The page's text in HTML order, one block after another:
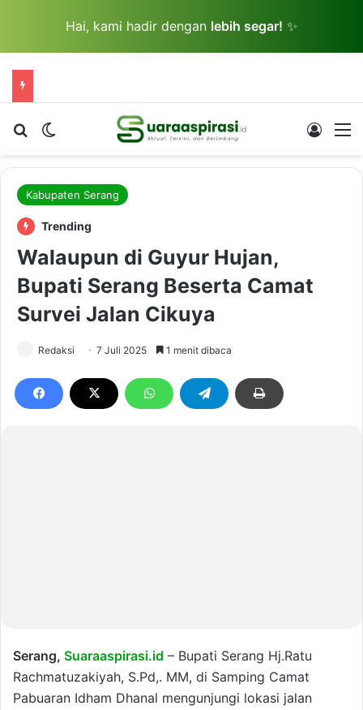
Hai, kami hadir dengan lebih segar! ✨
Cari berita...Switch skin Log In
Kabupaten Serang
Trending
Walaupun di Guyur Hujan,
Bupati Serang Beserta Camat
Survei Jalan Cikuya
Redaksi 7 Juli 2025 1 menit dibaca
Serang, Suaraaspirasi.id – Bupati Serang Hj.Ratu
Rachmatuzakiyah, S.Pd,. MM, di Samping Camat
Pabuaran Idham Dhanal mengunjungi lokasi jalan